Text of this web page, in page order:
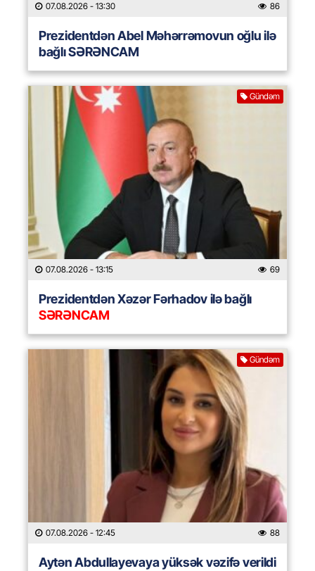
07.08.2026 - 13:30 86
Prezidentdən Abel Məhərrəmovun oğlu ilə
bağlı SƏRƏNCAM
Gündəm
07.08.2026 - 13:15 69
Prezidentdən Xəzər Fərhadov ilə bağlı
SƏRƏNCAM
Gündəm
07.08.2026 - 12:45 88
Aytən Abdullayevaya yüksək vəzifə verildi